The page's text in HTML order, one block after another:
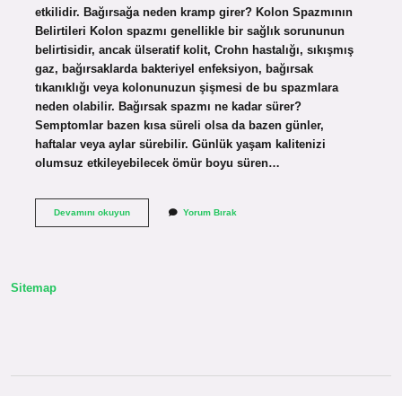
etkilidir. Bağırsağa neden kramp girer? Kolon Spazmının
Belirtileri Kolon spazmı genellikle bir sağlık sorununun
belirtisidir, ancak ülseratif kolit, Crohn hastalığı, sıkışmış
gaz, bağırsaklarda bakteriyel enfeksiyon, bağırsak
tıkanıklığı veya kolonunuzun şişmesi de bu spazmlara
neden olabilir. Bağırsak spazmı ne kadar sürer?
Semptomlar bazen kısa süreli olsa da bazen günler,
haftalar veya aylar sürebilir. Günlük yaşam kalitenizi
olumsuz etkileyebilecek ömür boyu süren…
Devamını okuyunBağırsak
Yorum Bırak
Sitemap